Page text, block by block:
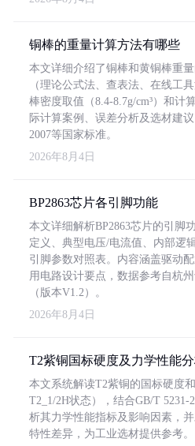
铜棒的重量计算方法有哪些
本文详细介绍了铜棒和黄铜棒重
（理论公式法、查表法、在线工
棒密度取值（8.4-8.7g/cm³）和计
际计算案例、误差分析及选材建
2007等国家标准。
2026年8月4日
BP2863芯片各引脚功能
本文详细解析BP2863芯片的引脚
定义、典型电压/电流值、内部逻
引脚参数对照表。内容涵盖驱动
用电路设计要点，数据参考自杭
（版本V1.2）。
2026年8月4日
T2紫铜国标硬度及力学性能
本文系统解读T2紫铜的国标硬度
T2_1/2H状态），结合GB/T 5231-
析其力学性能指标及影响因素，
特性差异，为工业选材提供参考。